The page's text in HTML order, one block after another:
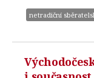
netradiční